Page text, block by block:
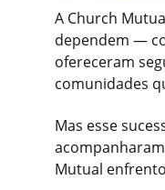
A Church
dependem —
ofereceram
comunidades
Mas esse
Mutual